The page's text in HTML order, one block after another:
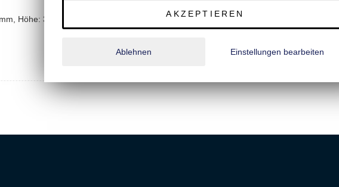
Höhe: 350 mm)
AKZEPTIEREN
Ablehnen Einstellungen bearbeiten